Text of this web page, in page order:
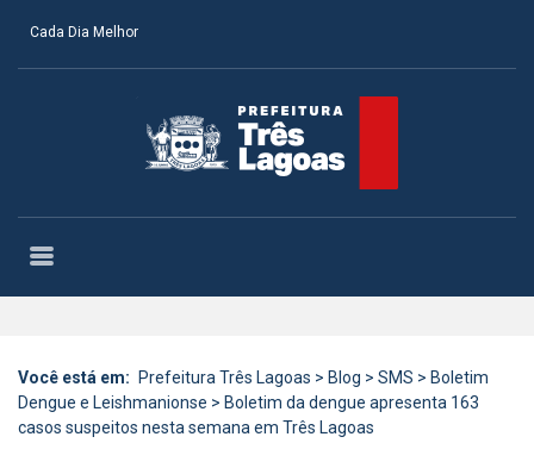
Cada Dia Melhor
Você está em: Prefeitura Três Lagoas > Blog > SMS > Boletim
Dengue e Leishmanionse > Boletim da dengue apresenta 163
casos suspeitos nesta semana em Três Lagoas